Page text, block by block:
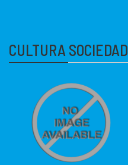
CULTURA SOCIEDAD